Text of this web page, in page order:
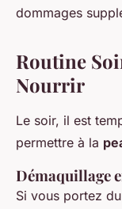
dommages
Routine
Nourrir
Le soir, il est
permettre à la
Démaquillage
Si vous portez